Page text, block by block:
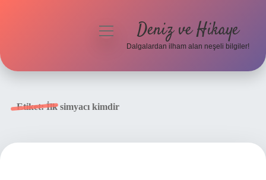
menüyü
Deniz ve Hikaye
Dalgalardan ilham alan neşeli bilgiler!
Etiket:İlk simyacı kimdir